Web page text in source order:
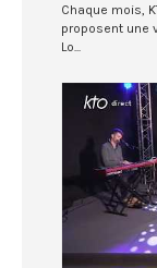
Chaque mois,
proposent une
Lo...